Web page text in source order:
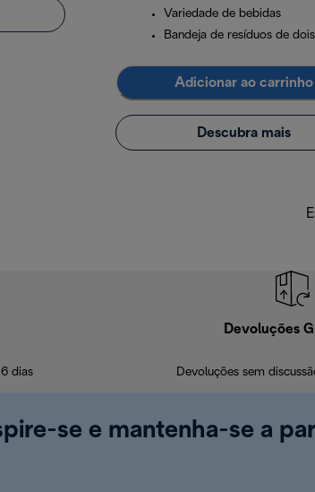
Variedade de bebidas
Bandeja de resíduos de
Adicionar ao carrinho
Descubra mais
dias
Devoluções
Devoluções sem
se e mantenha-se a